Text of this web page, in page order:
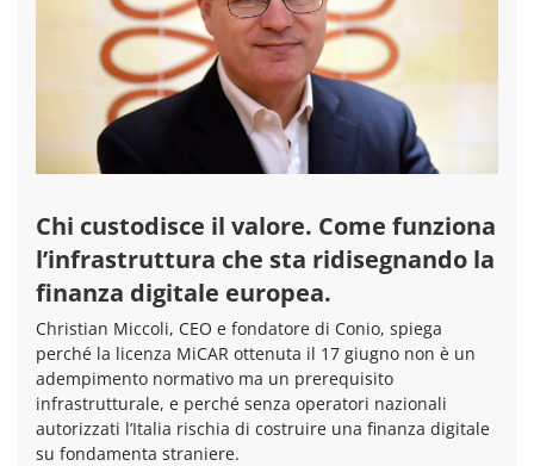
Chi custodisce il valore. Come funziona
l’infrastruttura che sta ridisegnando la
finanza digitale europea.
Christian Miccoli, CEO e fondatore di Conio, spiega
perché la licenza MiCAR ottenuta il 17 giugno non è un
adempimento normativo ma un prerequisito
infrastrutturale, e perché senza operatori nazionali
autorizzati l’Italia rischia di costruire una finanza digitale
su fondamenta straniere.